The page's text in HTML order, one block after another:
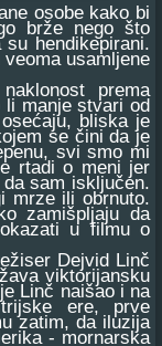
osobe kako bi
brže nego što
hendikepirani.
usamljene
prema
li manje stvari od
bliska je
se čini da je
svi smo mi
rtadi o meni jer
sam isključen.
mrze ili obrnuto.
zamišpljaju da
u filmu o
Dejvid Linč
viktorijansku
Linč naišao i na
ere, prve
zatim, da iluzija
- mornarska